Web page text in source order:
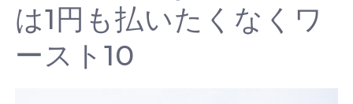
は1円も払いたくなくワ
ースト10